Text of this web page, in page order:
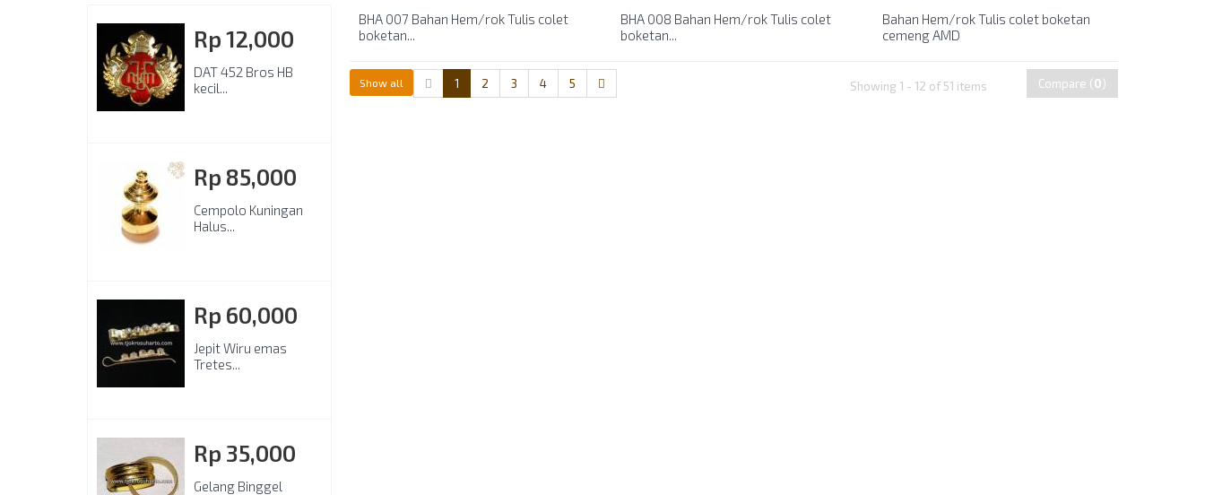
Rp‎ 12,000
DAT 452 Bros HB
kecil...
Rp‎ 85,000
Cempolo Kuningan
Halus...
Rp‎ 60,000
Jepit Wiru emas
Tretes...
Rp‎ 35,000
Gelang Binggel
BHA 007 Bahan Hem/rok Tulis colet
boketan...
BHA 008 Bahan Hem/rok Tulis colet
boketan...
Bahan Hem/rok Tulis colet boketan
cemeng AMD
Show all 1 2 3 4 5 Showing 1 - 12 of 51 items Compare (0)